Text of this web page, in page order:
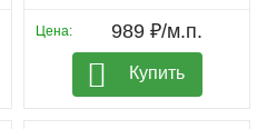
Цена: 989 ₽/м.п.
Купить